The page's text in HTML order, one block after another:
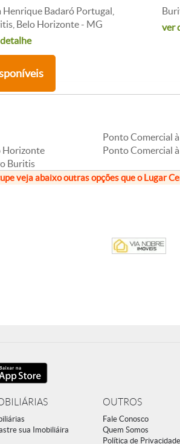
Henrique Badaró Portugal,
Belo Horizonte - MG
ver
Horizonte
Buritis
Ponto Comercial
Ponto Comercial
veja abaixo outras opções que o Lugar
sua Imobiliáira
OUTROS
Fale Conosco
Quem Somos
Política de Privacidade